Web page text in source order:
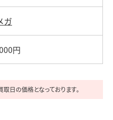
ガ
円
日の価格となっております。